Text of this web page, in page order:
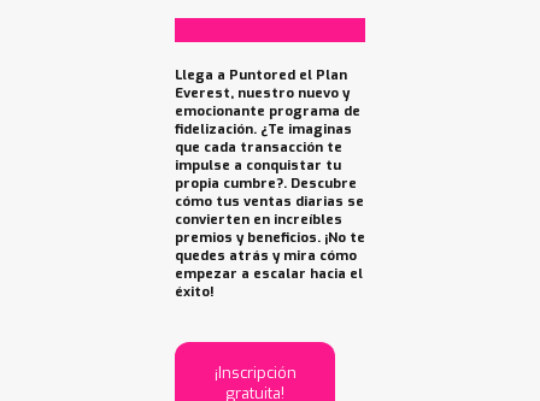
Llega a Puntored el Plan
Everest, nuestro nuevo y
emocionante programa de
fidelización. ¿Te imaginas
que cada transacción te
impulse a conquistar tu
propia cumbre?. Descubre
cómo tus ventas diarias se
convierten en increíbles
premios y beneficios. ¡No te
quedes atrás y mira cómo
empezar a escalar hacia el
éxito!
¡Inscripción
gratuita!